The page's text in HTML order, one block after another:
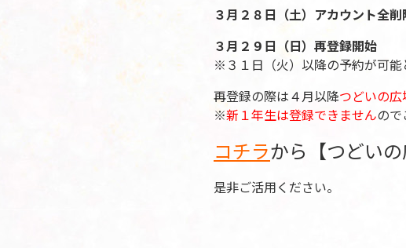
３月２８日（土）アカウント全削
３月２９日（日）再登録開始
※３１日（火）以降の予約が可能
再登録の際は４月以降つどいの
※新１年生は登録できませんので
コチラから【つどいの
是非ご活用ください。